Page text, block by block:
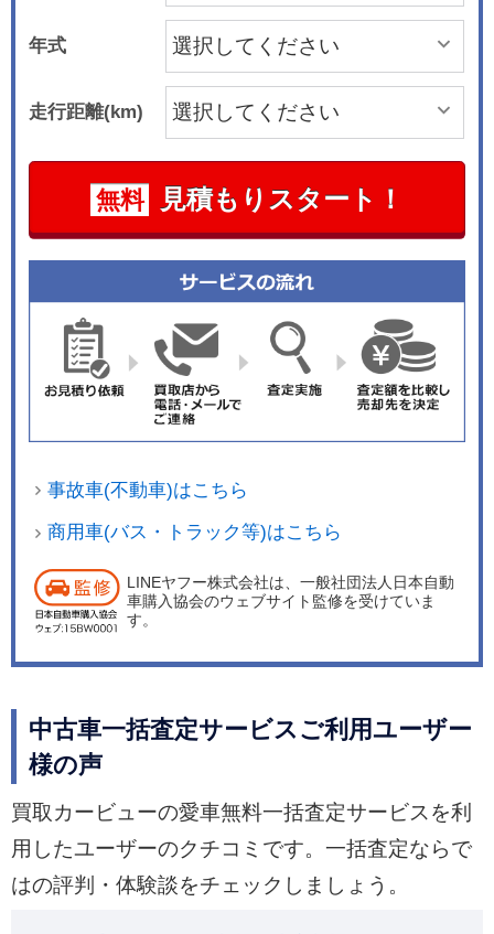
年式
走行距離(km)
無料 見積もりスタート！
事故車(不動車)はこちら
商用車(バス・トラック等)はこちら
LINEヤフー株式会社は、一般社団法人日本自動
車購入協会のウェブサイト監修を受けていま
す。
中古車一括査定サービスご利用ユーザー
様の声
買取カービューの愛車無料一括査定サービスを利
用したユーザーのクチコミです。一括査定ならで
はの評判・体験談をチェックしましょう。